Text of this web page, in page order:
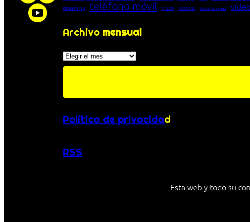
streaming teléfono móvil truco tutorial Unión Europea vídeo
Archivo mensual
Archivos
Política de privacidad
RSS
Esta web y todo su